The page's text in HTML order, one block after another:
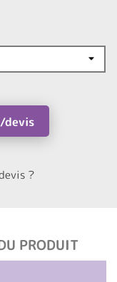
devis
?
PRODUIT